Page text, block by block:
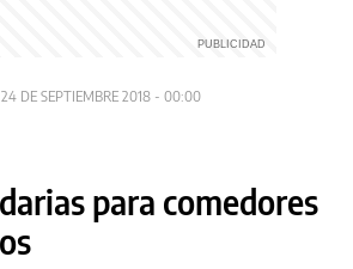
24 DE SEPTIEMBRE 2018 - 00:00
para comedores